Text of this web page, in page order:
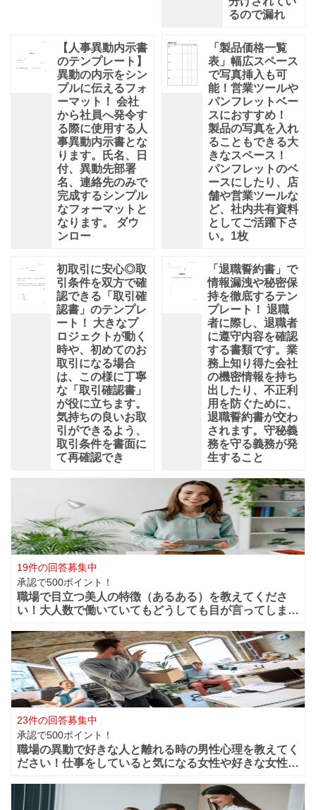
るので漏れ
【人事異動内示書
のテンプレート】
異動の内示をシン
プルに伝えるフォ
ーマット！ 会社
から社員へ発令す
る際に使用する人
事異動内示書とな
ります。氏名、日
付、異動先部署
名、連絡先のみで
完成するシンプル
なフォーマットと
なります。 ダウ
ンロー
「製品価格一覧
表」幅広スペース
で写真挿入も可
能！営業ツールや
パンフレットベー
スにおすすめ！
製品の写真を入れ
ることもできる大
きなスペース！
パンフレットのベ
ースにしたり、店
舗や営業ツールな
ど、社内共有資料
としてご活躍下さ
い。1枚
初取引に安心◎取
引条件を双方で確
認できる「取引確
認書」のテンプレ
ート！ 大きなプ
ロジェクトが動く
時や、初めてのお
取引になる場合
は、この様に丁寧
な「取引確認書」
が役に立ちます。
気持ちの良いお取
引ができるよう、
取引条件を書面に
て再確認でき
「退職誓約書」で
情報漏洩や秘密保
持を徹底するテン
プレート！ 退職
者に際し、退職者
に遵守内容を確認
する書類です。業
務上知り得た会社
の機密情報を持ち
出したり、不正利
用を防ぐために、
退職誓約書が交わ
されます。守秘義
務を守る義務が発
生すること
19件の回答募集中
承認で500ポイント！
職場で目立つ美人の特徴（あるある）を教えてくださ
い！大人数で働いていてもどうしても目が言ってしまう
ってしまうような美人は職場ではどの様な行動や特徴が
あるのでしょうか？ファッションセンスが良い
23件の回答募集中
承認で500ポイント！
職場の異動で好きな人と離れる時の男性心理を教えてく
ださい！仕事をしていると気になる女性や好きな女性な
仲良く過ごせたけど異動になってしまうと離れてしまい
ます。 男性的には好きな女性がいた場合は